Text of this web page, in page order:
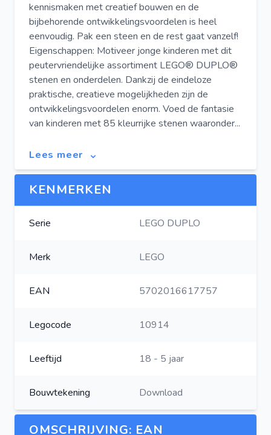
kennismaken met creatief bouwen en de
bijbehorende ontwikkelingsvoordelen is heel
eenvoudig. Pak een steen en de rest gaat vanzelf!
Eigenschappen: Motiveer jonge kinderen met dit
peutervriendelijke assortiment LEGO® DUPLO®
stenen en onderdelen. Dankzij de eindeloze
praktische, creatieve mogelijkheden zijn de
ontwikkelingsvoordelen enorm. Voed de fantasie
van kinderen met 85 kleurrijke stenen waaronder...
Lees meer
KENMERKEN
Serie LEGO DUPLO
Merk LEGO
EAN 5702016617757
Legocode 10914
Leeftijd 18 - 5 jaar
Bouwtekening Download
OMSCHRIJVING: EAN